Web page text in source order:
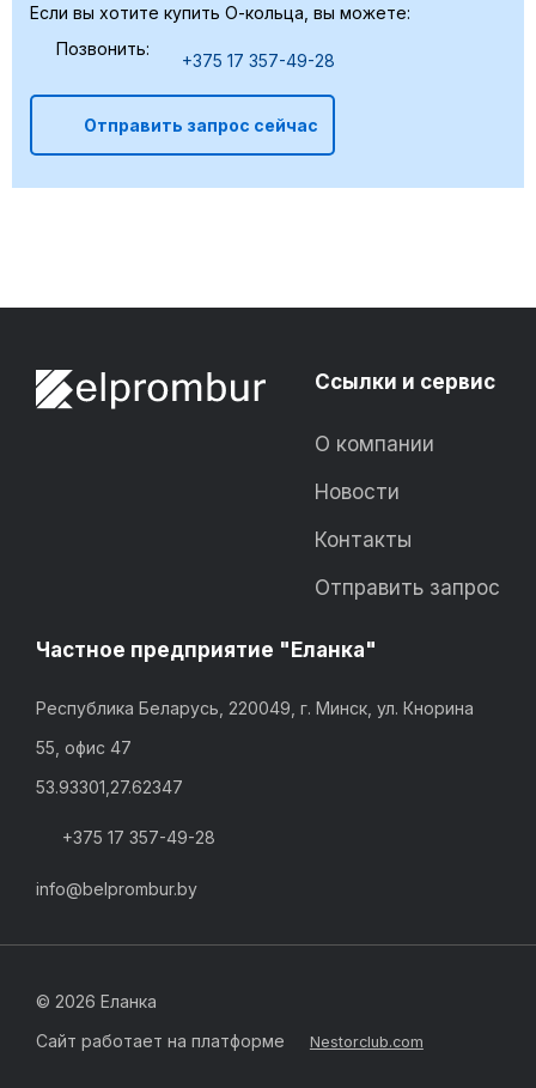
Если вы хотите купить О-кольца, вы можете:
Позвонить:
+375 17 357-49-28
Отправить запрос сейчас
Ссылки и сервис
О компании
Новости
Контакты
Отправить запрос
Частное предприятие "Еланка"
Республика Беларусь, 220049, г. Минск, ул. Кнорина
55, офис 47
53.93301,27.62347
+375 17 357-49-28
info@belprombur.by
© 2026 Еланка
Сайт работает на платформе
Nestorclub.com